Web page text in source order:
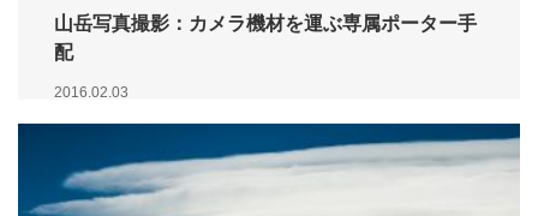
山岳写真撮影：カメラ機材を運ぶ専属ポーター手
配
2016.02.03